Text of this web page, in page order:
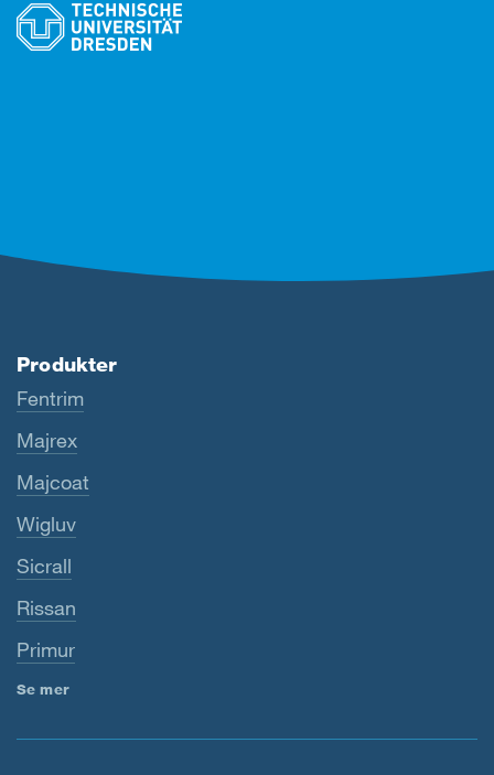
Produkter
Fentrim
Majrex
Majcoat
Wigluv
Sicrall
Rissan
Primur
Se mer